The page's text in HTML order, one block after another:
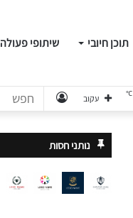
תוכן חיובי שיתופי פעולה
התחבר עקוב ℃
נותני חסות